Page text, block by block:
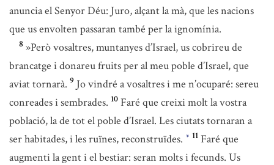
anuncia el Senyor Déu: Juro, alçant la mà, que les nacions
que us envolten passaran també per la ignomínia.
8 »Però vosaltres, muntanyes d’Israel, us cobrireu de
brancatge i donareu fruits per al meu poble d’Israel, que
aviat tornarà. 9 Jo vindré a vosaltres i me n’ocuparé: sereu
conreades i sembrades. 10 Faré que creixi molt la vostra
població, la de tot el poble d’Israel. Les ciutats tornaran a
ser habitades, i les ruïnes, reconstruïdes. * 11 Faré que
augmenti la gent i el bestiar: seran molts i fecunds. Us